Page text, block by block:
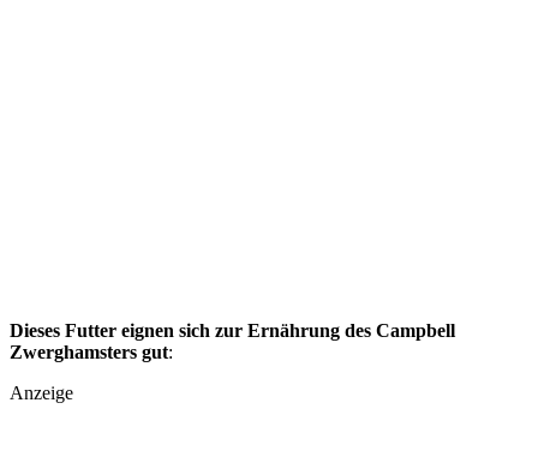
Dieses Futter eignen sich zur Ernährung des Campbell
Zwerghamsters gut:
Anzeige